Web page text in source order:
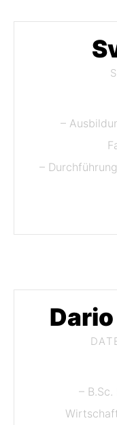
–
–
–